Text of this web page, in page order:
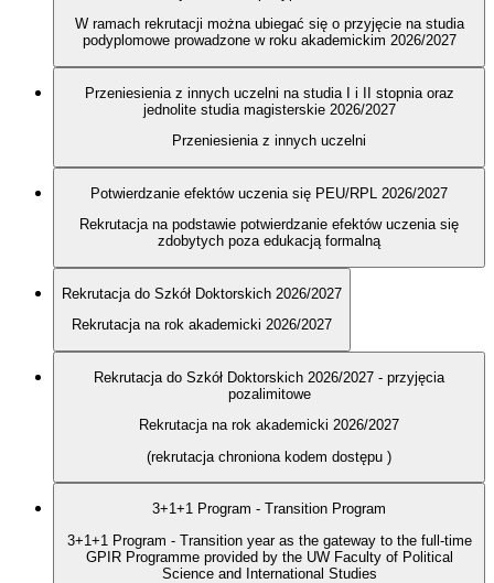
W ramach rekrutacji można ubiegać się o przyjęcie na studia
podyplomowe prowadzone w roku akademickim 2026/2027
Przeniesienia z innych uczelni na studia I i II stopnia oraz
jednolite studia magisterskie 2026/2027
Przeniesienia z innych uczelni
Potwierdzanie efektów uczenia się PEU/RPL 2026/2027
Rekrutacja na podstawie potwierdzanie efektów uczenia się
zdobytych poza edukacją formalną
Rekrutacja do Szkół Doktorskich 2026/2027
Rekrutacja na rok akademicki 2026/2027
Rekrutacja do Szkół Doktorskich 2026/2027 - przyjęcia
pozalimitowe
Rekrutacja na rok akademicki 2026/2027
(rekrutacja chroniona kodem dostępu )
3+1+1 Program - Transition Program
3+1+1 Program - Transition year as the gateway to the full-time
GPIR Programme provided by the UW Faculty of Political
Science and International Studies